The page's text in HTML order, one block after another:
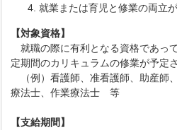
就業または育児と修業の両立
【対象資格】
就職の際に有利となる資格であっ
定期間のカリキュラムの修業が予定
（例）看護師、准看護師、助産師
療法士、作業療法士 等
【支給期間】